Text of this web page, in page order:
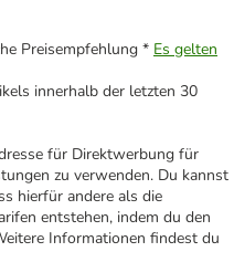
Preisempfehlung * Es gelten
innerhalb der letzten 30
für Direktwerbung für
zu verwenden. Du kannst
hierfür andere als die
entstehen, indem du den
Informationen findest du